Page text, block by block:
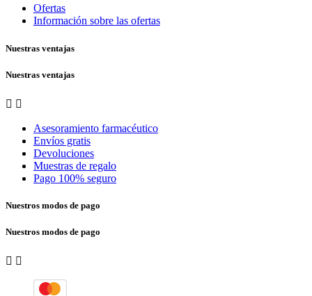
Ofertas
Información sobre las ofertas
Nuestras ventajas
Nuestras ventajas
 
Asesoramiento farmacéutico
Envíos gratis
Devoluciones
Muestras de regalo
Pago 100% seguro
Nuestros modos de pago
Nuestros modos de pago
 